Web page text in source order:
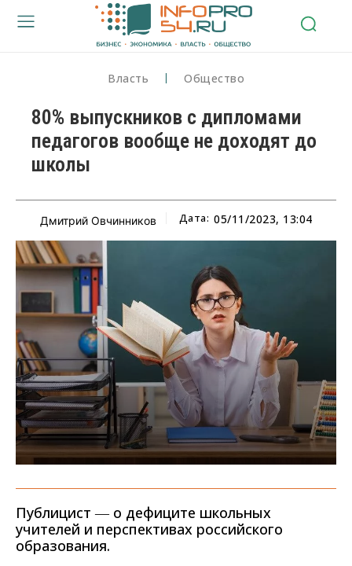
Власть Общество
80% выпускников с дипломами
педагогов вообще не доходят до
школы
Дмитрий Овчинников Дата: 05/11/2023, 13:04
Публицист ― о дефиците школьных
учителей и перспективах российского
образования.